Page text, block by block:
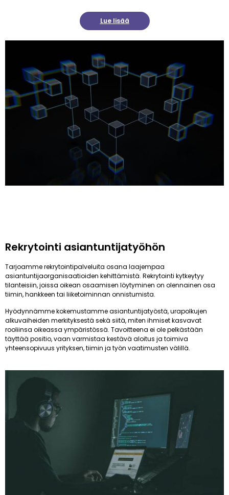
Lue lisää
Rekrytointi asiantuntijatyöhön
Tarjoamme rekrytointipalveluita osana laajempaa
asiantuntijaorganisaatioiden kehittämistä. Rekrytointi kytkeytyy
tilanteisiin, joissa oikean osaamisen löytyminen on olennainen osa
tiimin, hankkeen tai liiketoiminnan onnistumista.
Hyödynnämme kokemustamme asiantuntijatyöstä, urapolkujen
alkuvaiheiden merkityksestä sekä siitä, miten ihmiset kasvavat
rooliinsa oikeassa ympäristössä. Tavoitteena ei ole pelkästään
täyttää positio, vaan varmistaa kestävä aloitus ja toimiva
yhteensopivuus yrityksen, tiimin ja työn vaatimusten välillä.